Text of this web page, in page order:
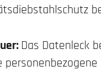
Das Datenleck